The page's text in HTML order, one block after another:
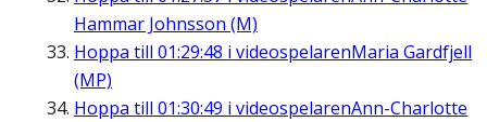
Hammar Johnsson (M)
Hoppa till 01:29:48 i videospelarenMaria Gardfjell
(MP)
Hoppa till 01:30:49 i videospelarenAnn-Charlotte